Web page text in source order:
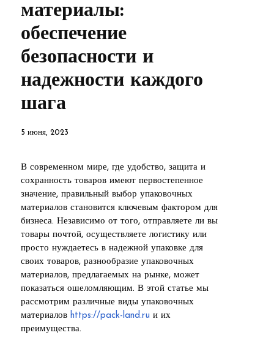
материалы:
обеспечение
безопасности и
надежности каждого
шага
5 июня, 2023
В современном мире, где удобство, защита и
сохранность товаров имеют первостепенное
значение, правильный выбор упаковочных
материалов становится ключевым фактором для
бизнеса. Независимо от того, отправляете ли вы
товары почтой, осуществляете логистику или
просто нуждаетесь в надежной упаковке для
своих товаров, разнообразие упаковочных
материалов, предлагаемых на рынке, может
показаться ошеломляющим. В этой статье мы
рассмотрим различные виды упаковочных
материалов https://pack-land.ru и их
преимущества.